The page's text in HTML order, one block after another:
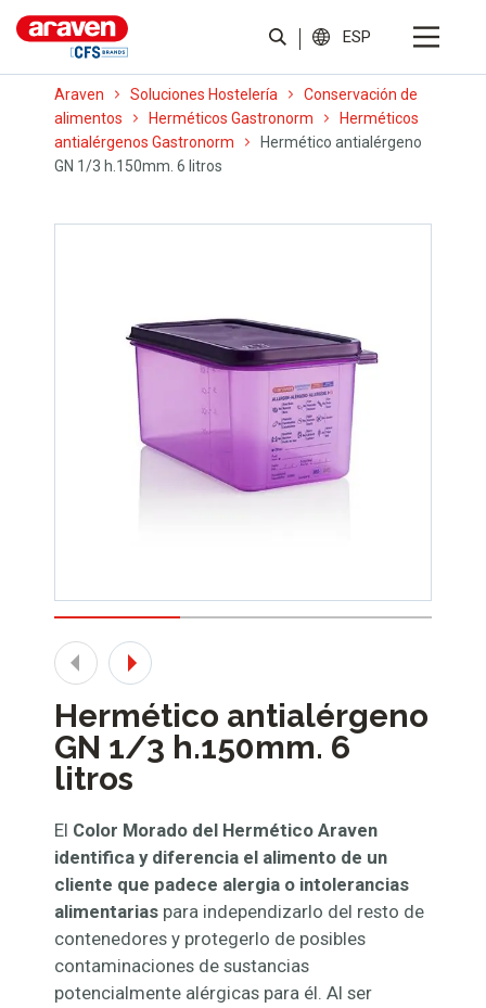
ESP
Araven Soluciones Hostelería
Conservación de
alimentos
Herméticos Gastronorm
Herméticos
antialérgenos Gastronorm
Hermético antialérgeno
GN 1/3 h.150mm. 6 litros
Hermético antialérgeno
GN 1/3 h.150mm. 6
litros
El Color Morado del Hermético Araven
identifica y diferencia el alimento de un
cliente que padece alergia o intolerancias
alimentarias para independizarlo del resto de
contenedores y protegerlo de posibles
contaminaciones de sustancias
potencialmente alérgicas para él. Al ser